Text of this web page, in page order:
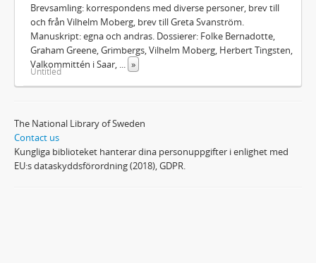
Brevsamling: korrespondens med diverse personer, brev till
och från Vilhelm Moberg, brev till Greta Svanström.
Manuskript: egna och andras. Dossierer: Folke Bernadotte,
Graham Greene, Grimbergs, Vilhelm Moberg, Herbert Tingsten,
Valkommittén i Saar,
»
Untitled
The National Library of Sweden
Contact us
Kungliga biblioteket hanterar dina personuppgifter i enlighet med
EU:s dataskyddsförordning (2018), GDPR.